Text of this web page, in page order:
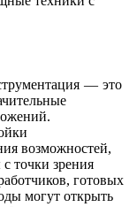
— это
возможностей,
точки зрения
готовых
могут открыть